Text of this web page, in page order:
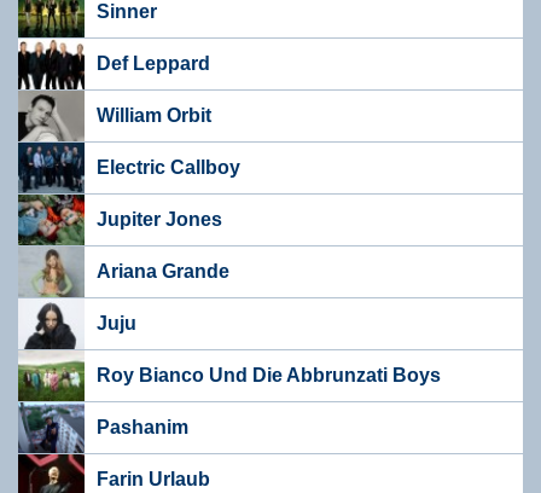
Sinner
Def Leppard
William Orbit
Electric Callboy
Jupiter Jones
Ariana Grande
Juju
Roy Bianco Und Die Abbrunzati Boys
Pashanim
Farin Urlaub